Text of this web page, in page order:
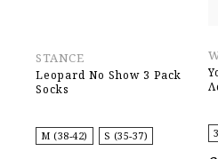
STANCE
Leopard No Show 3 Pack
Socks
M (38-42) S (35-37)